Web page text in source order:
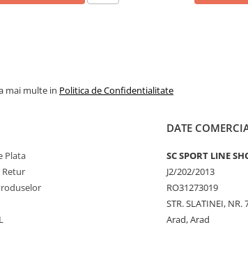
mai multe in Politica de Confidentialitate
Plata
Retur
DATE
SC SPORT LINE
J2/202/2013
RO31273019
STR. SLATINEI, NR.
Arad, Arad